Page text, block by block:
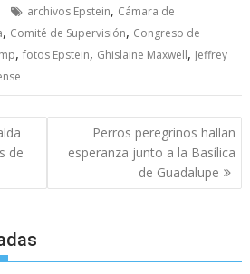
archivos Epstein, Cámara de
, Comité de Supervisión, Congreso de
,fotos Epstein, Ghislaine Maxwell, Jeffrey
de
Perros peregrinos hallan
esperanza junto a la Basílica
de Guadalupe